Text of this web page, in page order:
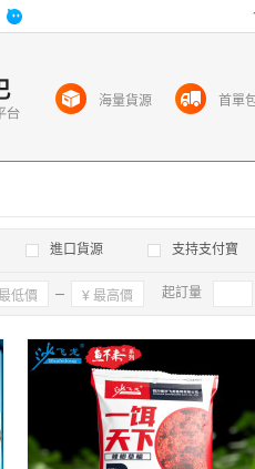
進口貨源 支持支付寶
確定 起訂量
海量貨源 首單